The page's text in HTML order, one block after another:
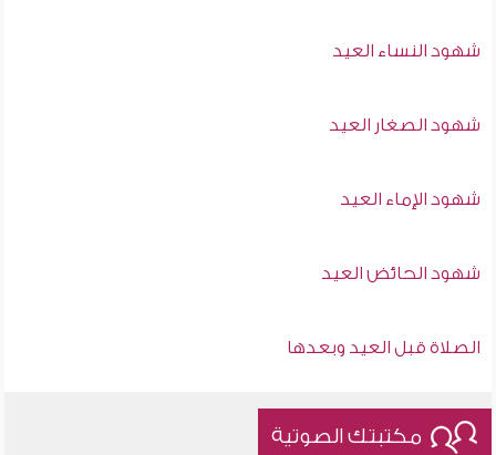
شهود النساء العيد
شهود الصغار العيد
شهود الإماء العيد
شهود الحائض العيد
الصلاة قبل العيد وبعدها
مكتبتك الصوتية